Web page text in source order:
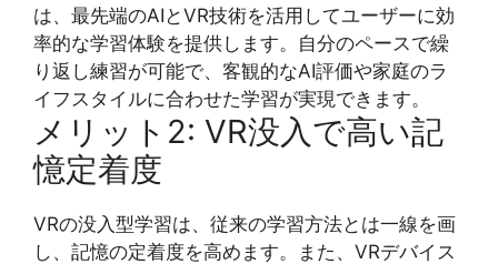
は、最先端のAIとVR技術を活用してユーザーに効
率的な学習体験を提供します。自分のペースで繰
り返し練習が可能で、客観的なAI評価や家庭のラ
イフスタイルに合わせた学習が実現できます。
メリット2: VR没入で高い記
憶定着度
VRの没入型学習は、従来の学習方法とは一線を画
し、記憶の定着度を高めます。また、VRデバイス